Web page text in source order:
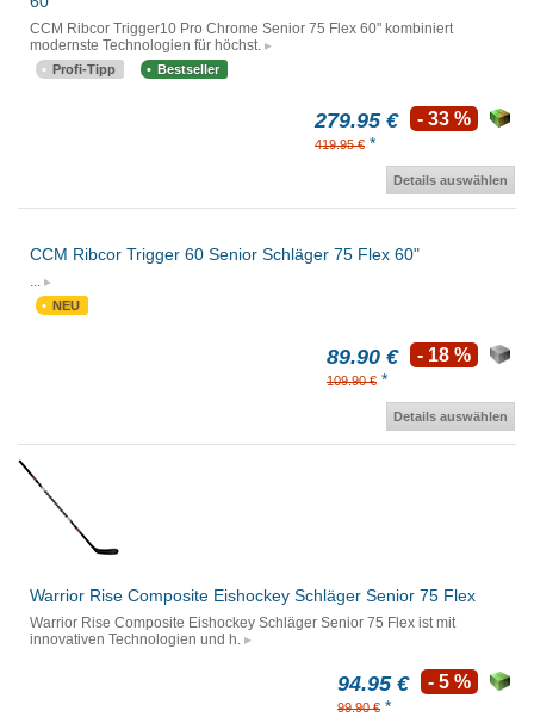
CCM Ribcor Trigger10 Pro Chrome Senior 75 Flex 60" kombiniert
modernste Technologien für höchst.
Profi-Tipp Bestseller
279.95 €
419.95 € *
- 33 %
Details auswählen
CCM Ribcor Trigger 60 Senior Schläger 75 Flex 60"
...
NEU
89.90 €
109.90 € *
- 18 %
Details auswählen
Warrior Rise Composite Eishockey Schläger Senior 75 Flex
Warrior Rise Composite Eishockey Schläger Senior 75 Flex ist mit
innovativen Technologien und h.
94.95 €
99.90 € *
- 5 %